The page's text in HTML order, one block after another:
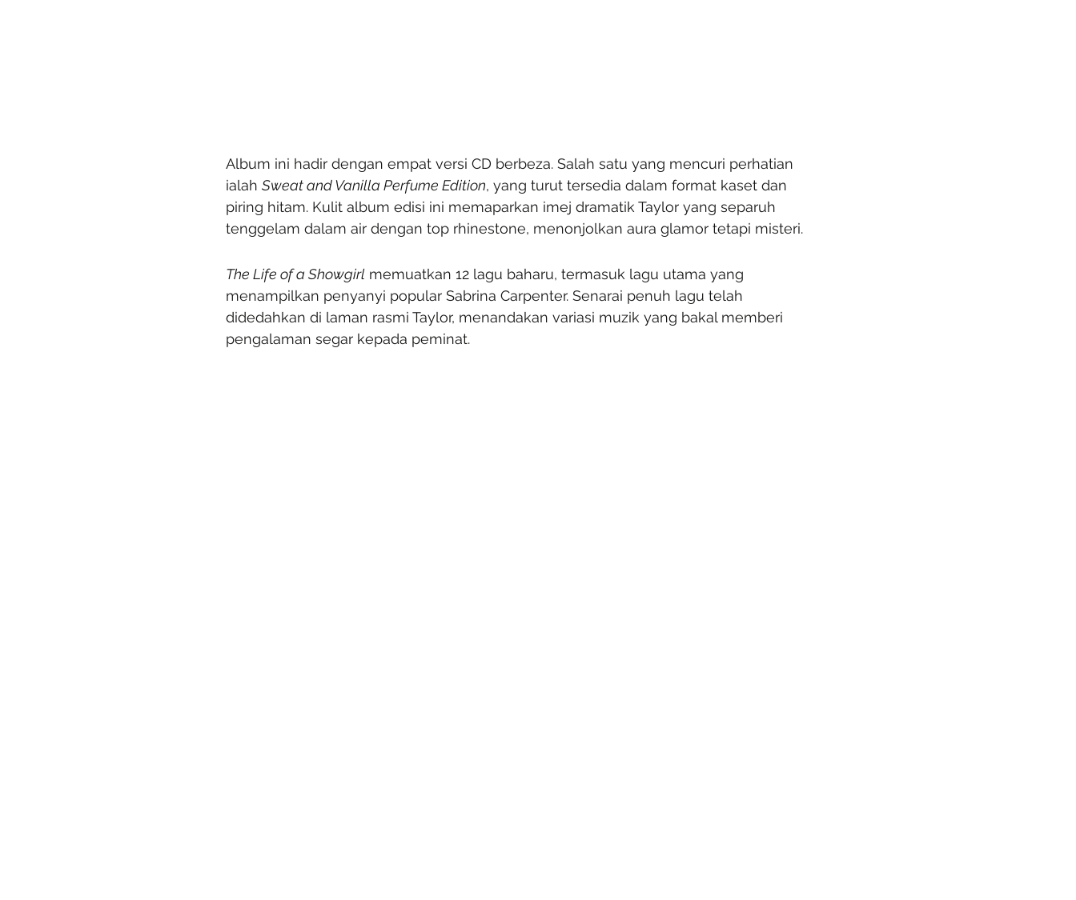
Album ini hadir dengan empat versi CD berbeza. Salah satu yang mencuri perhatian
ialah Sweat and Vanilla Perfume Edition, yang turut tersedia dalam format kaset dan
piring hitam. Kulit album edisi ini memaparkan imej dramatik Taylor yang separuh
tenggelam dalam air dengan top rhinestone, menonjolkan aura glamor tetapi misteri.
The Life of a Showgirl memuatkan 12 lagu baharu, termasuk lagu utama yang
menampilkan penyanyi popular Sabrina Carpenter. Senarai penuh lagu telah
didedahkan di laman rasmi Taylor, menandakan variasi muzik yang bakal memberi
pengalaman segar kepada peminat.